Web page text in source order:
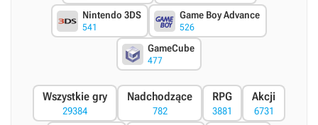
Nintendo 3DS
541
Game Boy Advance
526
GameCube
477
Wszystkie gry
29384
Nadchodzące
782
RPG
3881
Akcji
6731